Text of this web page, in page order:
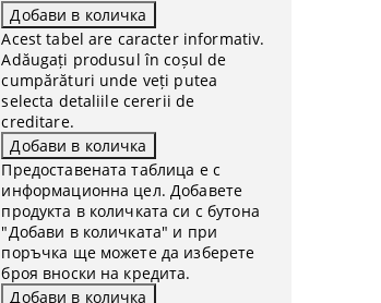
Acest tabel are caracter informativ.
Adăugați produsul în coșul de
cumpărături unde veți putea
selecta detaliile cererii de
creditare.
Предоставената таблица е с
информационна цел. Добавете
продукта в количката си с бутона
"Добави в количката" и при
поръчка ще можете да изберете
броя вноски на кредита.